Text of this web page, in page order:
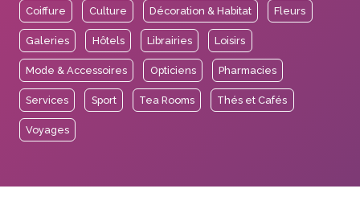
Coiffure Culture Décoration & Habitat Fleurs
Galeries Hôtels Librairies Loisirs
Mode & Accessoires Opticiens Pharmacies
Services Sport Tea Rooms Thés et Cafés
Voyages